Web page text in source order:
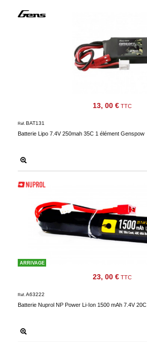
13, 00 € TTC
Batterie Lipo 7.4V 250mah 35C 1 élément Genspow
Réf. BAT131
23, 00 € TTC
ARRIVAGE
Batterie Nuprol NP Power Li-Ion 1500 mAh 7.4V 20C
Réf. A63222